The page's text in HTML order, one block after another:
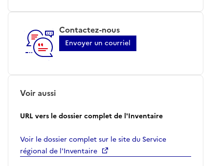
Contactez-nous
Envoyer un courriel
Voir aussi
URL vers le dossier complet de l'Inventaire
Voir le dossier complet sur le site du Service
régional de l'Inventaire